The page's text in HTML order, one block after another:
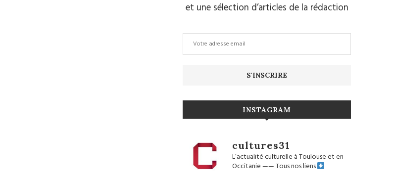
et une sélection d’articles de la rédaction
INSTAGRAM
cultures31
L’actualité culturelle à Toulouse et en
Occitanie——Tous nos liens